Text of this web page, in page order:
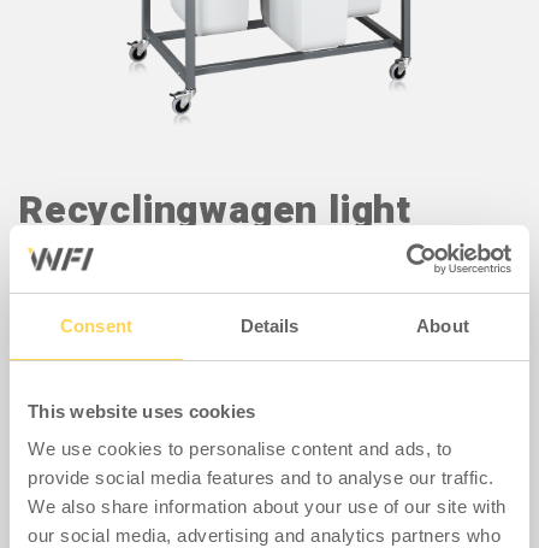
Consent Details About
This website uses cookies
We use cookies to personalise content and ads, to
provide social media features and to analyse our traffic.
We also share information about your use of our site with
our social media, advertising and analytics partners who
Recyclingwagen light
Ein Sortierwagen, der sich hervorragend zum Sortieren
verschiedener Materialien eignet und in vielen
Bereichen, beispielsweise für verschiedene
Abfallarten, nützlich ist. Dank seines schlichten
flexibel manövrierbar. Der Wagen besteht aus einer
einfachen Rohrkonstruktion mit einer Deckplatte aus
lackiertem Blech und ist mit vier Rollen ausgestattet,
zwei davon mit Feststellern. Er ist in drei
verschiedenen Ausführungen mit zwei, drei oder vier